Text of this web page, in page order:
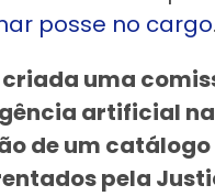
posse no cargo.
uma
artificial
de um
pela